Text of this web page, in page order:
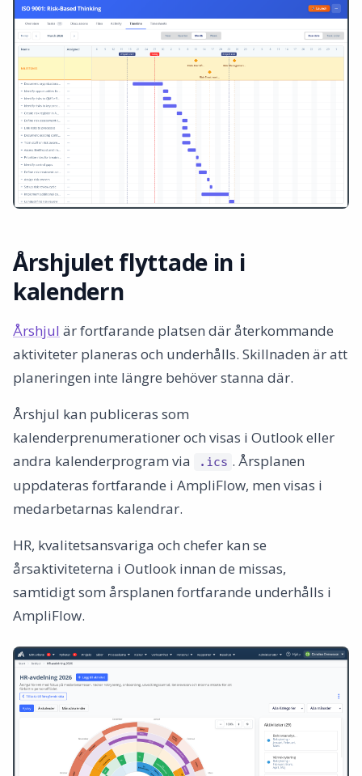
Årshjulet flyttade in i
kalendern
Årshjul är fortfarande platsen där återkommande
aktiviteter planeras och underhålls. Skillnaden är att
planeringen inte längre behöver stanna där.
Årshjul kan publiceras som
kalenderprenumerationer och visas i Outlook eller
andra kalenderprogram via
.ics . Årsplanen
uppdateras fortfarande i AmpliFlow, men visas i
medarbetarnas kalendrar.
HR, kvalitetsansvariga och chefer kan se
årsaktiviteterna i Outlook innan de missas,
samtidigt som årsplanen fortfarande underhålls i
AmpliFlow.